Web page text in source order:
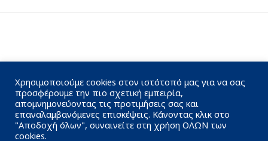
Χρησιμοποιούμε cookies στον ιστότοπό μας για να σας
προσφέρουμε την πιο σχετική εμπειρία,
απομνημονεύοντας τις προτιμήσεις σας και
επαναλαμβανόμενες επισκέψεις. Κάνοντας κλικ στο
"Αποδοχή όλων", συναινείτε στη χρήση ΟΛΩΝ των
cookies.